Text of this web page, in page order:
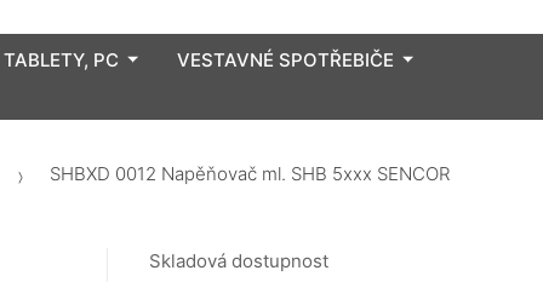
PC VESTAVNÉ SPOTŘEBIČE
SHBXD 0012 Napěňovač ml. SHB 5xxx SENCOR
Skladová dostupnost